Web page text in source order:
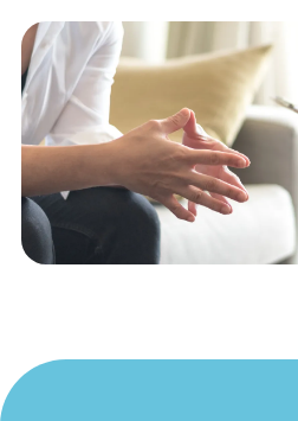
นัดหมายแ
02-589-